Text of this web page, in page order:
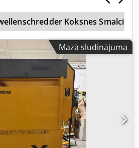
Koksnes
Mazā sludinājuma